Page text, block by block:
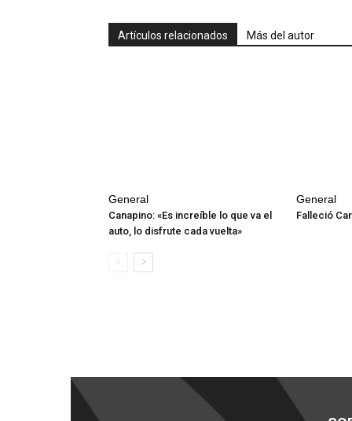
Artículos relacionados Más del autor
General
Canapino: «Es increíble lo que va el
auto, lo disfrute cada vuelta»
General
Falleció